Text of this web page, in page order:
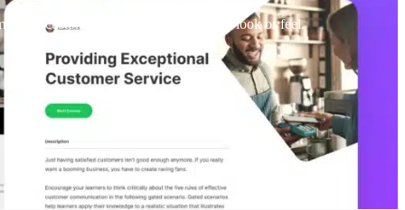
and customize your courses to fit any look or feel.